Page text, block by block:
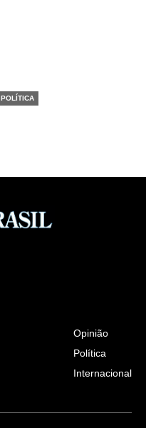
POLÍTICA
Opinião
Política
Internacional